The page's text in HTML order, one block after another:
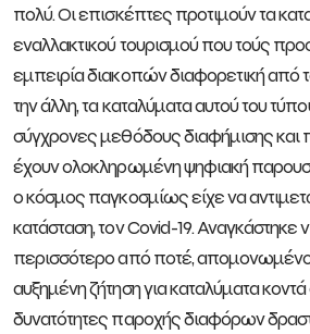
πολύ. Οι επισκέπτες προτιμούν τα
εναλλακτικού τουρισμού που τούς
εμπειρία διακοπών διαφορετική από
την άλλη, τα καταλύματα αυτού του
σύγχρονες μεθόδους διαφήμισης
έχουν ολοκληρωμένη ψηφιακή
ο κόσμος παγκοσμίως είχε να
κατάσταση, τον Covid-19. Αναγκάστηκε
περισσότερο από ποτέ,
αυξημένη ζήτηση για καταλύματα
δυνατότητες παροχής διαφόρων